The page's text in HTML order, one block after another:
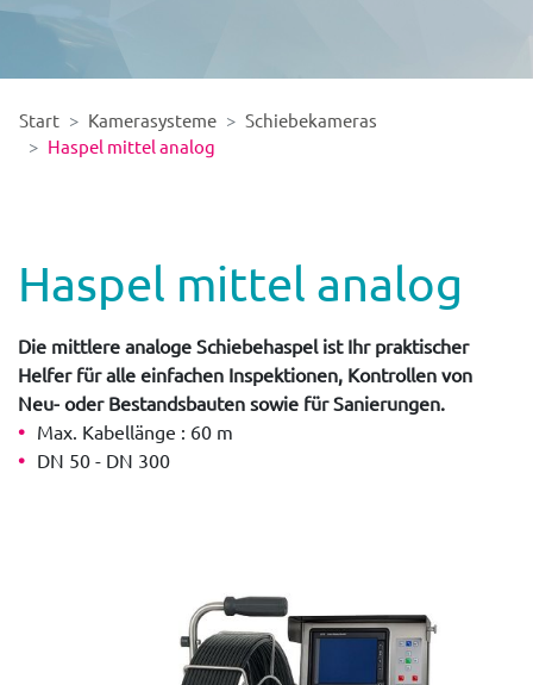
Start Kamerasysteme
Schiebekameras
Haspel mittel analog
Haspel mittel analog
Die mittlere analoge Schiebehaspel ist Ihr praktischer
Helfer für alle einfachen Inspektionen, Kontrollen von
Neu- oder Bestandsbauten sowie für Sanierungen.
Max. Kabellänge : 60 m
DN 50 - DN 300